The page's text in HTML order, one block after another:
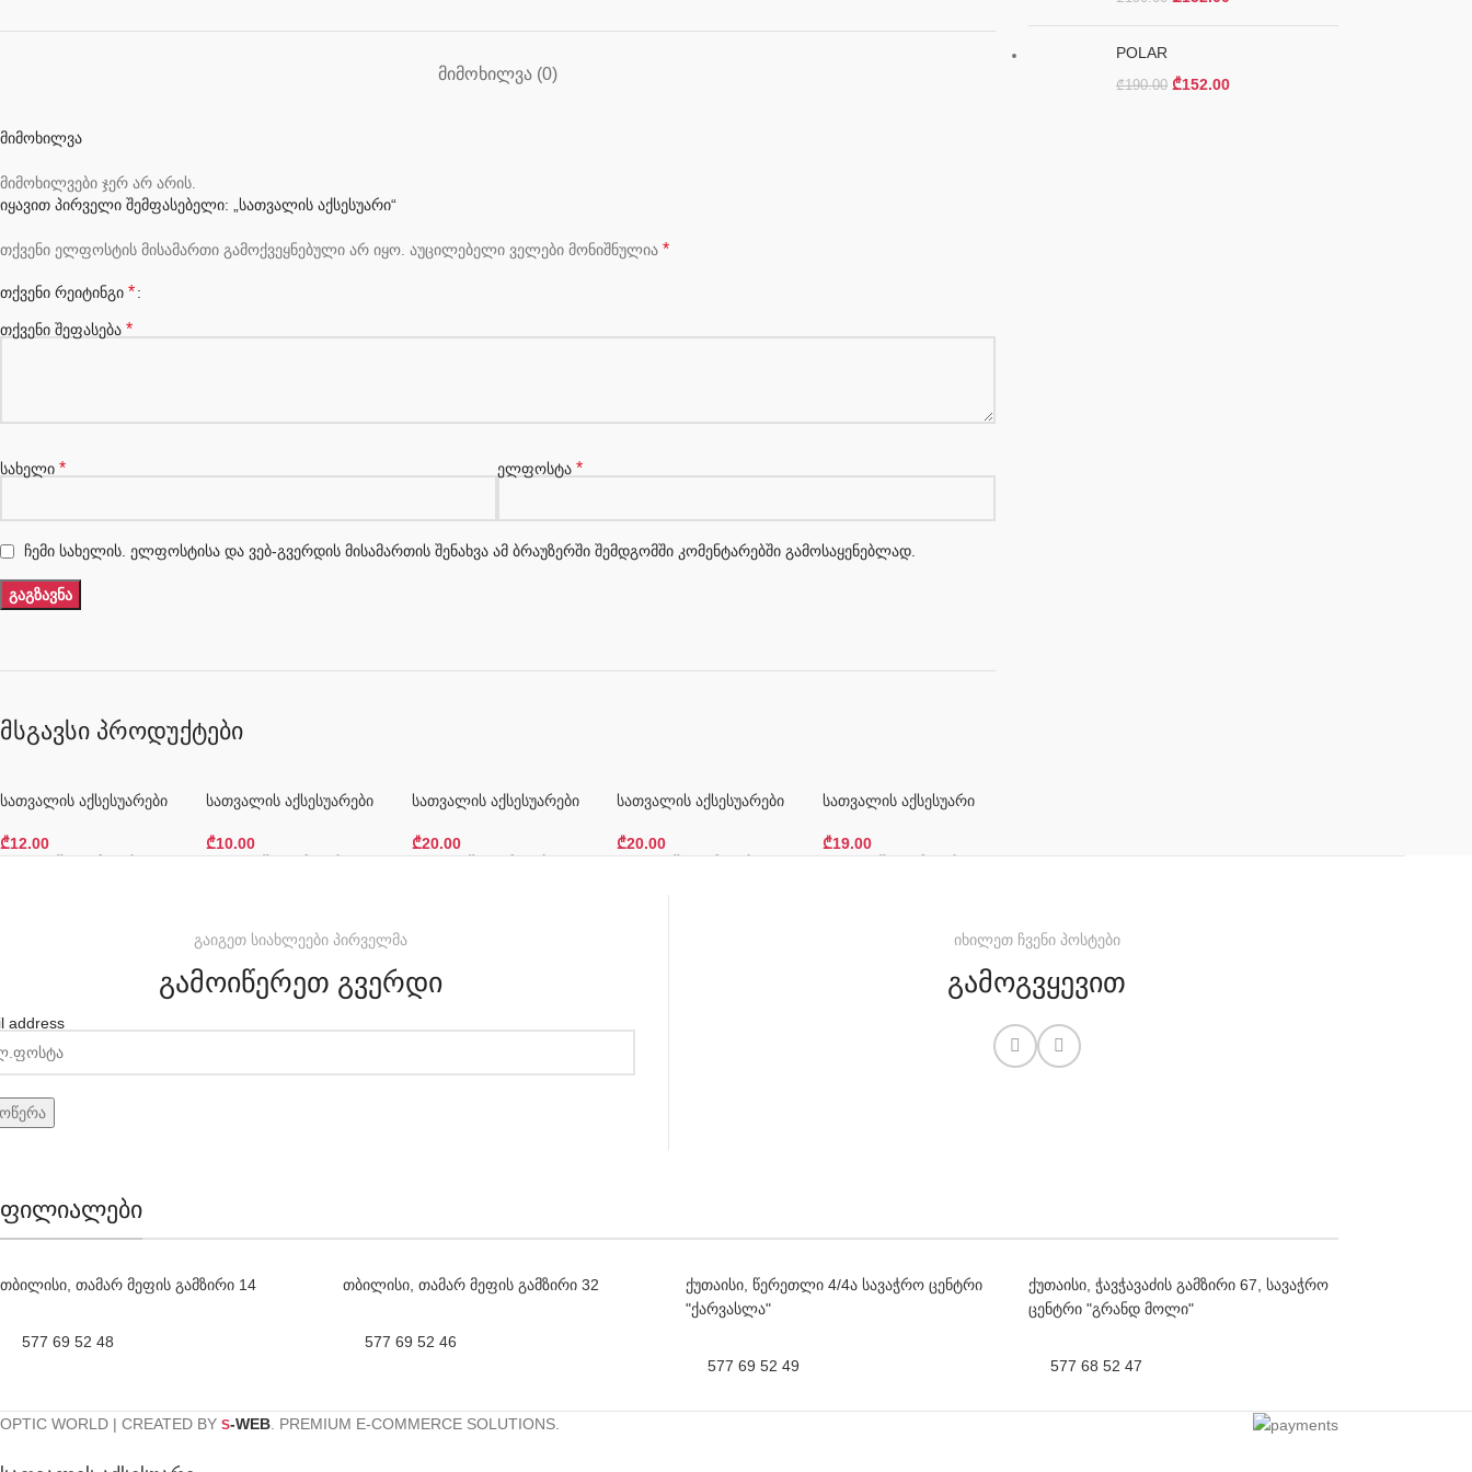
ᲛᲘᲛᲝᲮᲘᲚᲕᲐ (0)
მიმოხილვა
მიმოხილვები ჯერ არ არის.
იყავით პირველი შემფასებელი: „სათვალის აქსესუარი“
თქვენი ელფოსტის მისამართი გამოქვეყნებული არ იყო. აუცილებელი ველები მონიშნულია *
თქვენი რეიტინგი *
თქვენი შეფასება *
სახელი * ელფოსტა*
ჩემი სახელის. ელფოსტისა და ვებ-გვერდის მისამართის შენახვა ამ ბრაუზერში შემდგომში კომენტარებში გამოსაყენებლად.
მსგავსი პროდუქტები
სათვალის აქსესუარები
₾12.00
სათვალის აქსესუარები
₾10.00
სათვალის აქსესუარები
₾20.00
სათვალის აქსესუარები
₾20.00
სათვალის აქსესუარი
₾19.00
POLAR
₾190.00 ₾152.00
გაიგეთ სიახლეები პირველმა
გამოიწერეთ გვერდი
address
იხილეთ ჩვენი პოსტები
გამოგვყევით
ფილიალები
თბილისი, თამარ მეფის გამზირი 14
577 69 52 48
თბილისი, თამარ მეფის გამზირი 32
577 69 52 46
ქუთაისი, წერეთლი 4/4ა სავაჭრო ცენტრი
"ქარვასლა"
577 69 52 49
ქუთაისი, ჭავჭავაძის გამზირი 67, სავაჭრო
ცენტრი "გრანდ მოლი"
577 68 52 47
OPTIC WORLD | CREATED BY S-WEB . PREMIUM E-COMMERCE SOLUTIONS.